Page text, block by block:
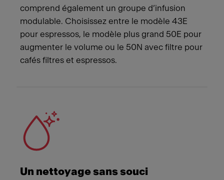
comprend également un groupe d’infusion
modulable. Choisissez entre le modèle 43E
pour espressos, le modèle plus grand 50E pour
augmenter le volume ou le 50N avec filtre pour
cafés filtres et espressos.
Un nettoyage sans souci